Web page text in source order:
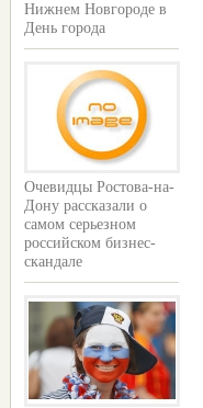
Нижнем Новгороде в
День города
Очевидцы Ростова-на-
Дону рассказали о
самом серьезном
российском бизнес-
скандале